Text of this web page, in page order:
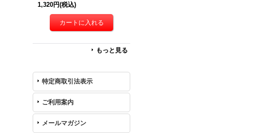
1,320円(税込)
もっと見る
特定商取引法表示
ご利用案内
メールマガジン